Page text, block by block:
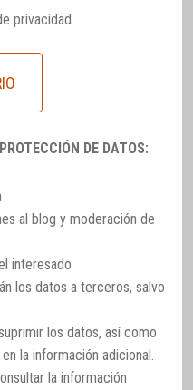
privacidad
DE DATOS:
al blog y moderación de
interesado
los datos a terceros, salvo
los datos, así como
la información adicional.
la información